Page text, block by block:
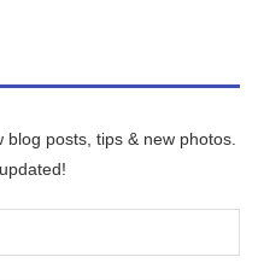
posts, tips & new photos.